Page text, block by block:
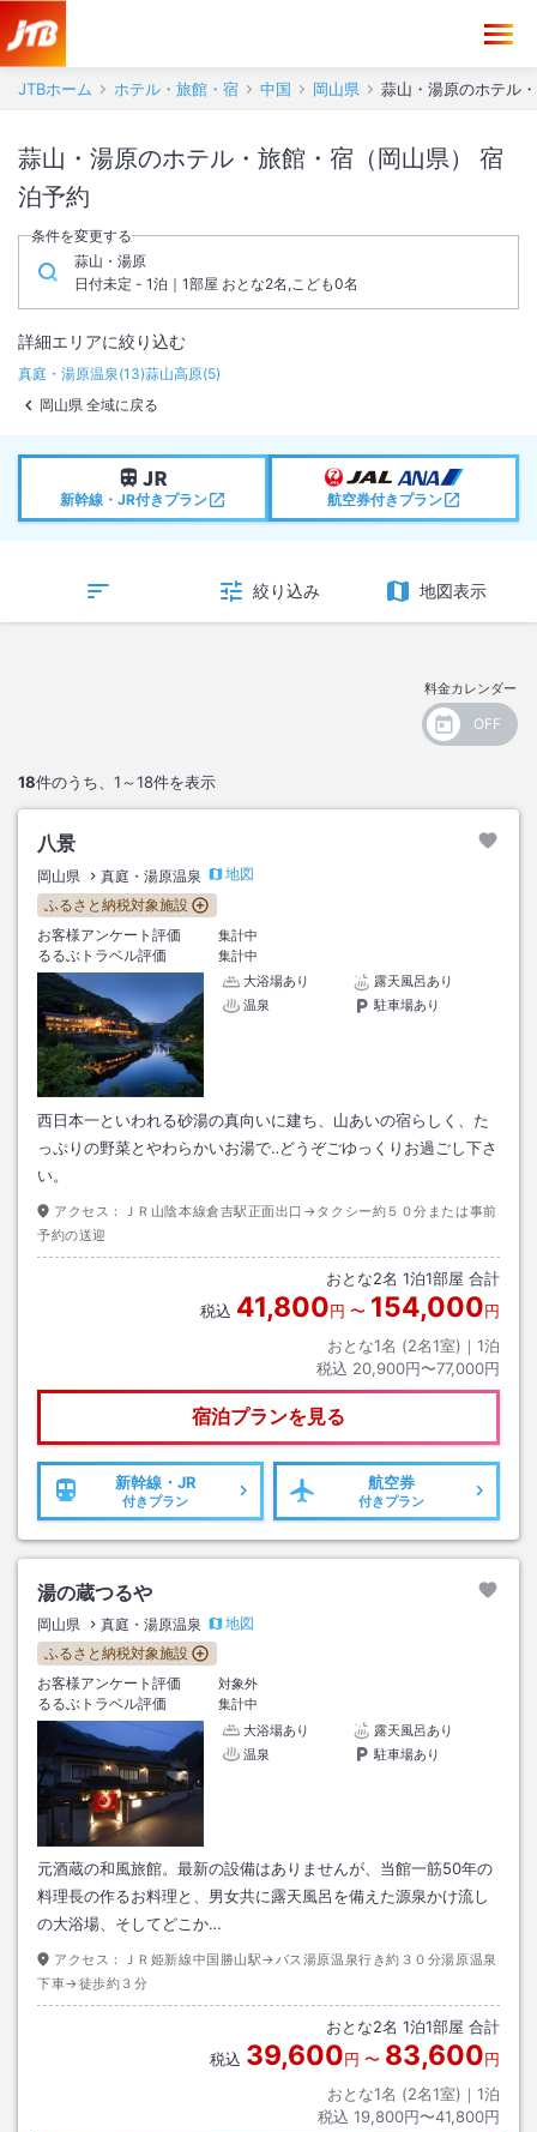
JTBホーム ホテル・旅館・宿 中国 岡山県 蒜山・湯原のホテル
蒜山・湯原のホテル・旅館・宿（岡山県） 宿
泊予約
条件を変更する
蒜山・湯原
日付未定 - 1泊｜1部屋 おとな2名,こども0名
詳細エリアに絞り込む
真庭・湯原温泉(13)蒜山高原(5)
岡山県 全域に戻る
新幹線・JR付きプラン 航空券付きプラン
絞り込み 地図表示
料金カレンダー
18件のうち、 1～18件を表示
八景
岡山県 真庭・湯原温泉
地図
ふるさと納税対象施設
お客様アンケート評価
集計中
るるぶトラベル評価
集計中
大浴場あり
露天風呂あり
温泉
駐車場あり
西日本一といわれる砂湯の真向いに建ち、山あいの宿らしく、た
っぷりの野菜とやわらかいお湯で‥どうぞごゆっくりお過ごし下さ
い。
アクセス：
ＪＲ山陰本線倉吉駅正面出口→タクシー約５０分または事前
予約の送迎
おとな2名 1泊1部屋 合計
税込 41,800円 〜 154,000円
おとな1名 (2名1室)｜ 1泊
税込 20,900円〜77,000円
宿泊プランを見る
新幹線・JR
付きプラン
航空券
付きプラン
湯の蔵つるや
岡山県 真庭・湯原温泉
地図
ふるさと納税対象施設
お客様アンケート評価
対象外
るるぶトラベル評価
集計中
大浴場あり
露天風呂あり
温泉
駐車場あり
元酒蔵の和風旅館。最新の設備はありませんが、当館一筋50年の
料理長の作るお料理と、男女共に露天風呂を備えた源泉かけ流し
の大浴場、そしてどこか…
アクセス：
ＪＲ姫新線中国勝山駅→バス湯原温泉行き約３０分湯原温泉
下車→徒歩約３分
おとな2名 1泊1部屋 合計
税込 39,600円 〜 83,600円
おとな1名 (2名1室)｜ 1泊
税込 19,800円〜41,800円